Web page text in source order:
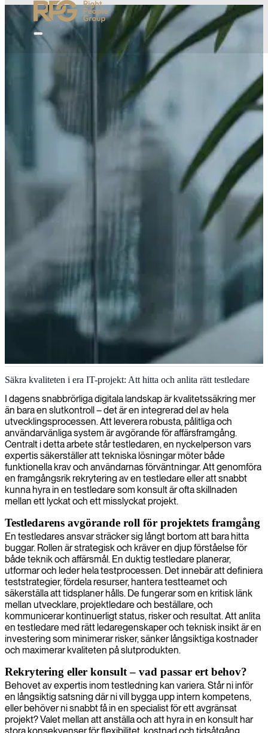
Testledning & kvalitetssäkring
Vi tillhandahåller testledare som strategiskt samordnar
kvalitetssäkringsinsatser, vilket säkerställer att dina
mjukvaruutvecklingsprojekt uppfyller de högsta standarderna för
tillförlitlighet och prestanda.
Säkra kvaliteten i era IT-projekt: Att hitta och anlita rätt testledare
I dagens snabbrörliga digitala landskap är kvalitetssäkring mer
än bara en slutkontroll – det är en integrerad del av hela
utvecklingsprocessen. Att leverera robusta, pålitliga och
användarvänliga system är avgörande för affärsframgång.
Centralt i detta arbete står testledaren, en nyckelperson vars
expertis säkerställer att tekniska lösningar möter både
funktionella krav och användarnas förväntningar. Att genomföra
en framgångsrik rekrytering av en testledare eller att snabbt
kunna hyra in en testledare som konsult är ofta skillnaden
mellan ett lyckat och ett misslyckat projekt.
Testledarens avgörande roll för projektets framgång
En testledares ansvar sträcker sig långt bortom att bara hitta
buggar. Rollen är strategisk och kräver en djup förståelse för
både teknik och affärsmål. En duktig testledare planerar,
utformar och leder hela testprocessen. Det innebär att definiera
teststrategier, fördela resurser, hantera testteamet och
säkerställa att tidsplaner hålls. De fungerar som en kritisk länk
mellan utvecklare, projektledare och beställare, och
kommunicerar kontinuerligt status, risker och resultat. Att anlita
en testledare med rätt ledaregenskaper och teknisk insikt är en
investering som minimerar risker, sänker långsiktiga kostnader
och maximerar kvaliteten på slutprodukten.
Rekrytering eller konsult – vad passar ert behov?
Behovet av expertis inom testledning kan variera. Står ni inför
en långsiktig satsning där ni vill bygga upp intern kompetens,
eller behöver ni snabbt få in en specialist för ett avgränsat
projekt? Valet mellan att anställa och att hyra in en konsult har
stora konsekvenser för flexibilitet, kostnad och tidsåtgång.